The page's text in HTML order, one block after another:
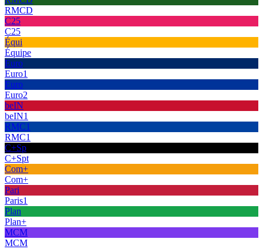
RMCD
C25
C25
Équi
Équipe
Euro
Euro1
Euro
Euro2
beIN
beIN1
RMC1
RMC1
C+Sp
C+Spt
Com+
Com+
Pari
Paris1
Plan
Plan+
MCM
MCM